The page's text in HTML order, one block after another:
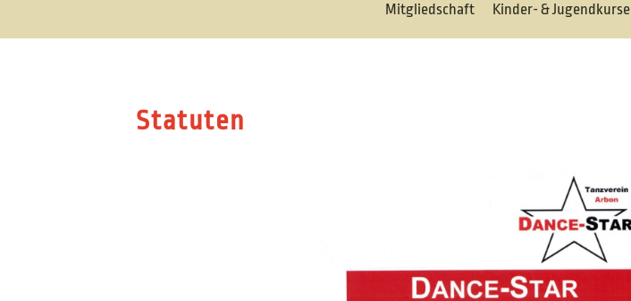
Mitgliedschaft Kinder- & Jugendkurse
Statuten